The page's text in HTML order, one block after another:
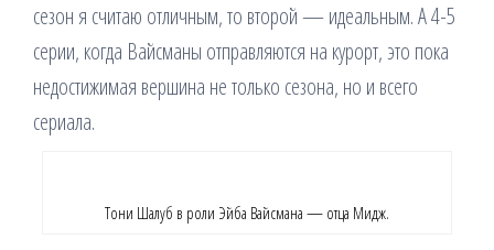
сезон я считаю отличным, то второй — идеальным. А 4-5
серии, когда Вайсманы отправляются на курорт, это пока
недостижимая вершина не только сезона, но и всего
сериала.
Тони Шалуб в роли Эйба Вайсмана — отца Мидж.